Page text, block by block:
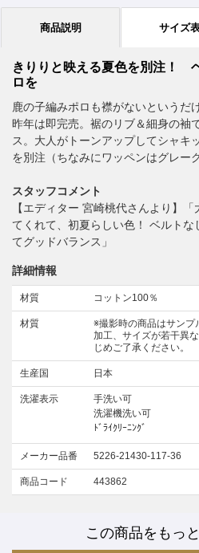
商品説明 サイズ
きりりと映える夏色を別注！
ロを
鹿の子編みポロも襟がないというだ
昨年は即完売。裾のリブ＆細身の袖
ス。大人がトーンアップしてシャキ
を別注（ちなみにワッペンはグレー
スタッフコメント
【エディター 宮崎桃代さんより】
てくれて、初夏らしい色！ ベルト
てグッドバランス」
詳細情報
材質 コットン100％
材質
※撮影時の商品はサンプ
加工、サイズが若干異
じめご了承ください。
生産国 日本
洗濯表示
手洗い可
洗濯機洗い可
ﾄﾞﾗｲｸﾘｰﾆﾝｸﾞ
メーカー品番 5226-21430-117-36
商品コード 443862
この商品をもっ